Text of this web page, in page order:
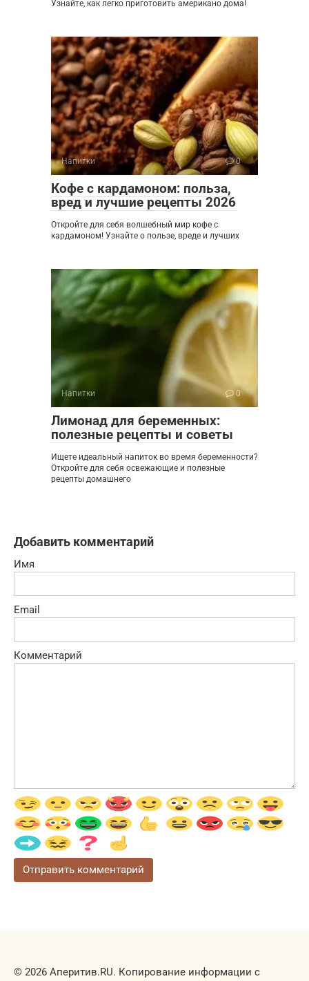
Узнайте, как легко приготовить американо дома!
Напитки 0
Кофе с кардамоном: польза,
вред и лучшие рецепты 2026
Откройте для себя волшебный мир кофе с
кардамоном! Узнайте о пользе, вреде и лучших
Напитки 0
Лимонад для беременных:
полезные рецепты и советы
Ищете идеальный напиток во время беременности?
Откройте для себя освежающие и полезные
рецепты домашнего
Добавить комментарий
Имя
Email
Комментарий
© 2026 Аперитив.RU. Копирование информации с